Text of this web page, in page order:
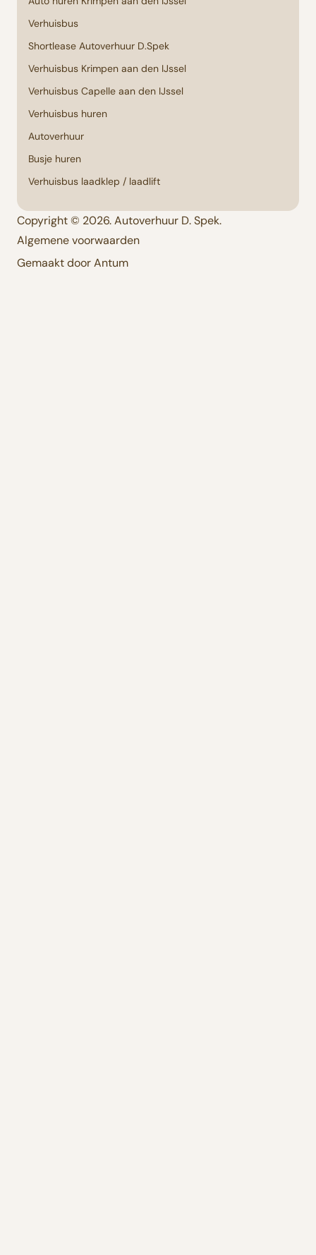
Verhuisbus
Shortlease Autoverhuur D.Spek
Verhuisbus Krimpen aan den IJssel
Verhuisbus Capelle aan den IJssel
Verhuisbus huren
Autoverhuur
Busje huren
Verhuisbus laadklep / laadlift
Copyright © 2026. Autoverhuur D. Spek.
Algemene voorwaarden
Gemaakt door Antum